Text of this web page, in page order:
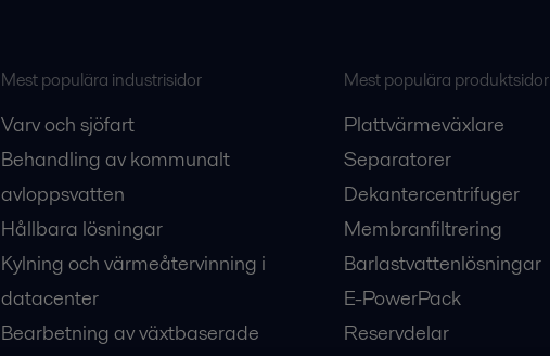
Mest populära industrisidor
Varv och sjöfart
Behandling av kommunalt
avloppsvatten
Hållbara lösningar
Kylning och värmeåtervinning i
datacenter
Bearbetning av växtbaserade
Mest populära produktsidor
Plattvärmeväxlare
Separatorer
Dekantercentrifuger
Membranfiltrering
Barlastvattenlösningar
E-PowerPack
Reservdelar